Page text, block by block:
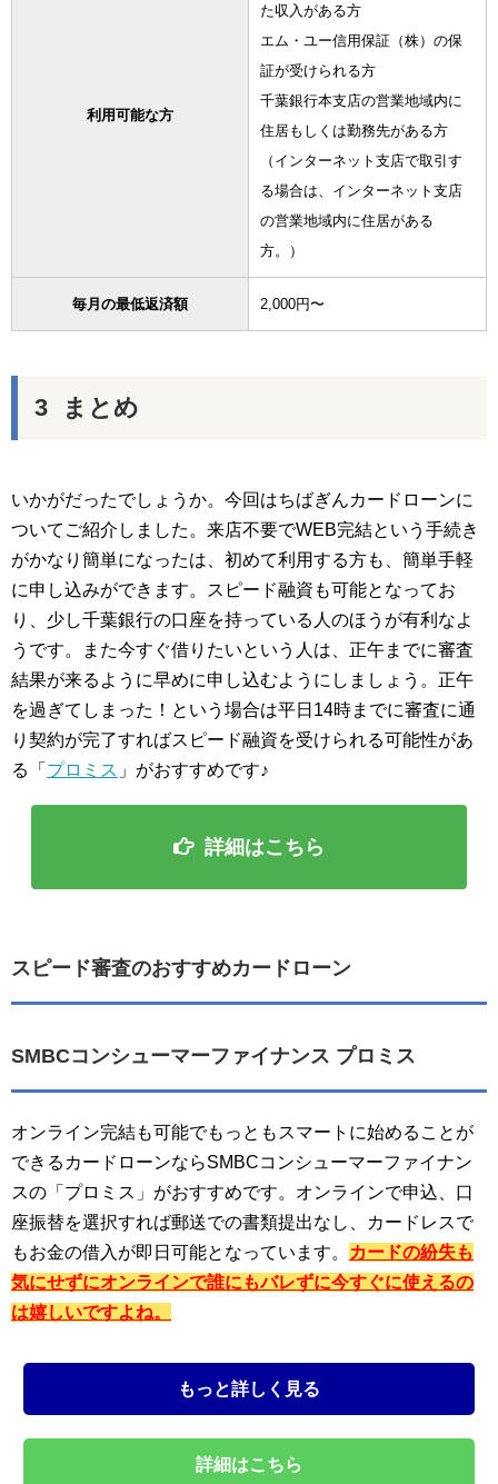
利用可能な方
た収入がある方
エム・ユー信用保証（株）の保
証が受けられる方
千葉銀行本支店の営業地域内に
住居もしくは勤務先がある方
（インターネット支店で取引す
る場合は、インターネット支店
の営業地域内に住居がある
方。）
毎月の最低返済額 2,000円〜
まとめ
いかがだったでしょうか。今回はちばぎんカードローンに
ついてご紹介しました。来店不要でWEB完結という手続き
がかなり簡単になったは、初めて利用する方も、簡単手軽
に申し込みができます。スピード融資も可能となってお
り、少し千葉銀行の口座を持っている人のほうが有利なよ
うです。また今すぐ借りたいという人は、正午までに審査
結果が来るように早めに申し込むようにしましょう。正午
を過ぎてしまった！という場合は平日14時までに審査に通
り契約が完了すればスピード融資を受けられる可能性があ
る「 プロミス 」がおすすめです♪
詳細はこちら
スピード審査のおすすめカードローン
SMBCコンシューマーファイナンス プロミス
オンライン完結も可能でもっともスマートに始めることが
できるカードローンならSMBCコンシューマーファイナン
スの「プロミス」がおすすめです。オンラインで申込、口
座振替を選択すれば郵送での書類提出なし、カードレスで
もお金の借入が即日可能となっています。
カードの紛失も
気にせずにオンラインで誰にもバレずに今すぐに使えるの
は嬉しいですよね。
もっと詳しく見る
詳細はこちら